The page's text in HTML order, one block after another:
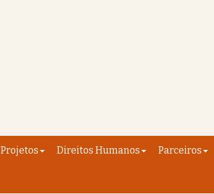
Projetos Direitos Humanos Parceiros